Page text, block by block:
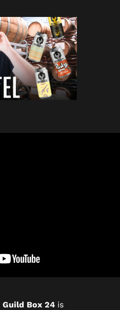
Guild Box 24 is